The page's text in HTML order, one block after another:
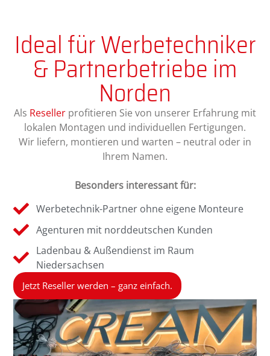
Ideal für Werbetechniker
& Partnerbetriebe im
Norden
Als Reseller profitieren Sie von unserer Erfahrung mit
lokalen Montagen und individuellen Fertigungen.
Wir liefern, montieren und warten – neutral oder in
Ihrem Namen.
Besonders interessant für:
Werbetechnik-Partner ohne eigene Monteure
Agenturen mit norddeutschen Kunden
Ladenbau & Außendienst im Raum
Niedersachsen
Jetzt Reseller werden – ganz einfach.